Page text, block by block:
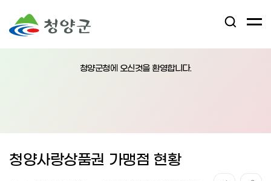
검
어
청양군청에 오신것을 환영합니다.
청양사랑상품권 가맹점 현황